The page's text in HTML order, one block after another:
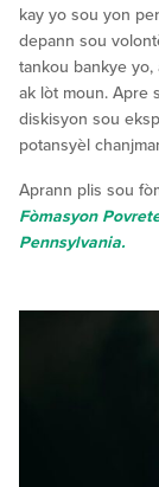
kay yo sou yon
depann sou
tankou bankye
ak lòt moun. Apre
diskisyon sou
potansyèl
Aprann plis sou
Fòmasyon
Pennsylvania.